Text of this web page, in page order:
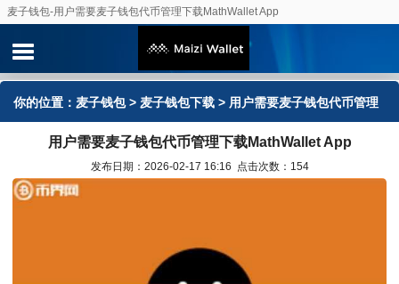
麦子钱包-用户需要麦子钱包代币管理下载MathWallet App
你的位置： 麦子钱包> 麦子钱包下载 > 用户需要麦子钱包代币管理
下载MathWallet App
用户需要麦子钱包代币管理下载MathWallet App
发布日期：2026-02-17 16:16 点击次数：154